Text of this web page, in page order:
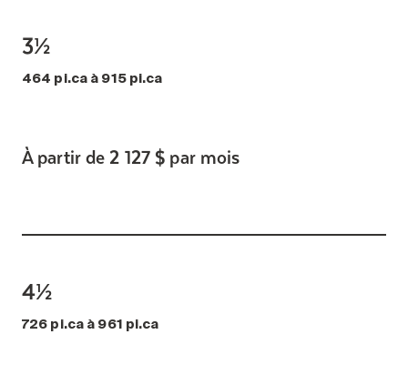
3½
464 pi.ca à 915 pi.ca
À partir de 2 127 $ par mois
4½
726 pi.ca à 961 pi.ca